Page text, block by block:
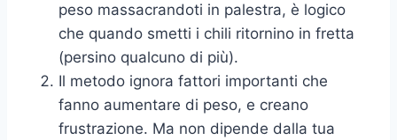
peso massacrandoti in palestra, è logico
che quando smetti i chili ritornino in fretta
(persino qualcuno di più).
Il metodo ignora fattori importanti che
fanno aumentare di peso, e creano
frustrazione. Ma non dipende dalla tua